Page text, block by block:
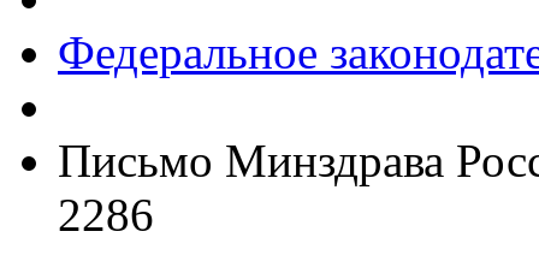
Федеральное
Письмо Минздрава
2286